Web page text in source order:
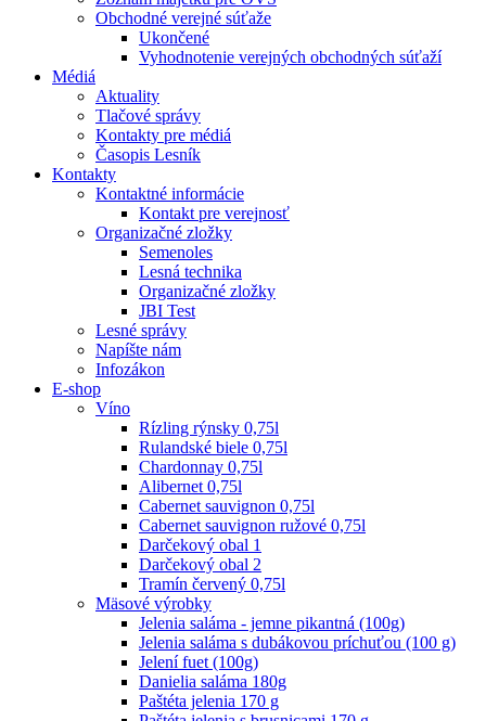
Obchodné verejné súťaže
Ukončené
Vyhodnotenie verejných obchodných súťaží
Médiá
Aktuality
Tlačové správy
Kontakty pre médiá
Časopis Lesník
Kontakty
Kontaktné informácie
Kontakt pre verejnosť
Organizačné zložky
Semenoles
Lesná technika
Organizačné zložky
JBI Test
Lesné správy
Napíšte nám
Infozákon
E-shop
Víno
Rízling rýnsky 0,75l
Rulandské biele 0,75l
Chardonnay 0,75l
Alibernet 0,75l
Cabernet sauvignon 0,75l
Cabernet sauvignon ružové 0,75l
Darčekový obal 1
Darčekový obal 2
Tramín červený 0,75l
Mäsové výrobky
Jelenia saláma - jemne pikantná (100g)
Jelenia saláma s dubákovou príchuťou (100 g)
Jelení fuet (100g)
Danielia saláma 180g
Paštéta jelenia 170 g